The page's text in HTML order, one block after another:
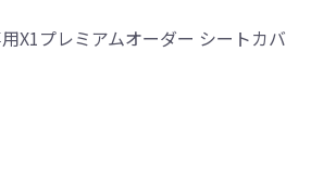
X1プレミアムオーダー シートカバ